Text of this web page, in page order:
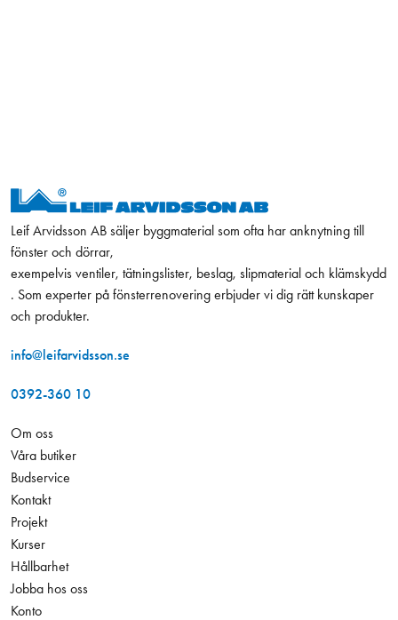
Leif Arvidsson AB säljer byggmaterial som ofta har anknytning till
fönster och dörrar,
exempelvis ventiler, tätningslister, beslag, slipmaterial och klämskydd
. Som experter på fönsterrenovering erbjuder vi dig rätt kunskaper
och produkter.
info@leifarvidsson.se
0392-360 10
Om oss
Våra butiker
Budservice
Kontakt
Projekt
Kurser
Hållbarhet
Jobba hos oss
Konto